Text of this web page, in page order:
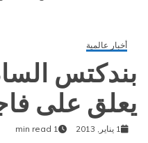
أخبار عالمية
بندكتس
يعلق على
1 يناير, 2013 1 min read